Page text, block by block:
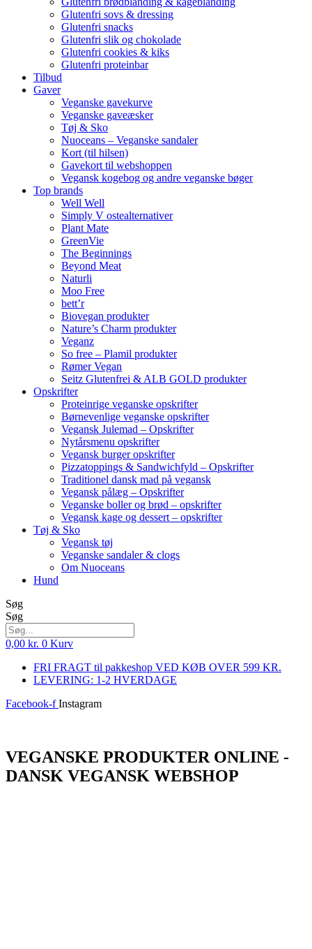
Glutenfri sovs & dressing
Glutenfri snacks
Glutenfri slik og chokolade
Glutenfri cookies & kiks
Glutenfri proteinbar
Tilbud
Gaver
Veganske gavekurve
Veganske gaveæsker
Tøj & Sko
Nuoceans – Veganske sandaler
Kort (til hilsen)
Gavekort til webshoppen
Vegansk kogebog og andre veganske bøger
Top brands
Well Well
Simply V ostealternativer
Plant Mate
GreenVie
The Beginnings
Beyond Meat
Naturli
Moo Free
bett’r
Biovegan produkter
Nature’s Charm produkter
Veganz
So free – Plamil produkter
Rømer Vegan
Seitz Glutenfrei & ALB GOLD produkter
Opskrifter
Proteinrige veganske opskrifter
Børnevenlige veganske opskrifter
Vegansk Julemad – Opskrifter
Nytårsmenu opskrifter
Vegansk burger opskrifter
Pizzatoppings & Sandwichfyld – Opskrifter
Traditionel dansk mad på vegansk
Vegansk pålæg – Opskrifter
Veganske boller og brød – opskrifter
Vegansk kage og dessert – opskrifter
Tøj & Sko
Vegansk tøj
Veganske sandaler & clogs
Om Nuoceans
Hund
Søg
Søg
0,00 kr. 0 Kurv
FRI FRAGT til pakkeshop VED KØB OVER 599 KR.
LEVERING: 1-2 HVERDAGE
Facebook-f Instagram
VEGANSKE PRODUKTER ONLINE -
DANSK VEGANSK WEBSHOP